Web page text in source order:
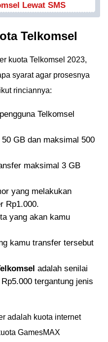
Lewat SMS
Telkomsel
kuota Telkomsel 2023,
syarat agar prosesnya
rinciannya:
Telkomsel
GB dan maksimal 500
maksimal 3 GB
yang melakukan
Rp1.000.
yang akan kamu
kamu transfer tersebut
adalah senilai
tergantung jenis
adalah kuota internet
GamesMAX